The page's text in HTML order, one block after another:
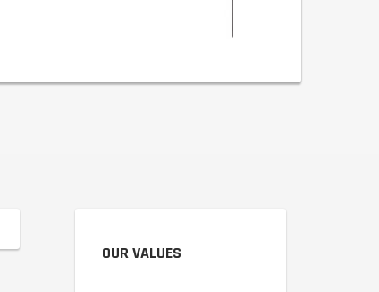
OUR VALUES